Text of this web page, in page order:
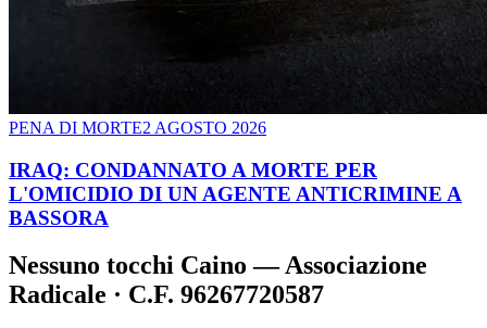
PENA DI MORTE2 AGOSTO 2026
IRAQ: CONDANNATO A MORTE PER
L'OMICIDIO DI UN AGENTE ANTICRIMINE A
BASSORA
Nessuno tocchi Caino — Associazione
Radicale · C.F. 96267720587